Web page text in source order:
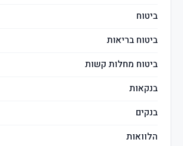
ביטוח
ביטוח בריאות
ביטוח מחלות קשות
בנקאות
בנקים
הלוואות